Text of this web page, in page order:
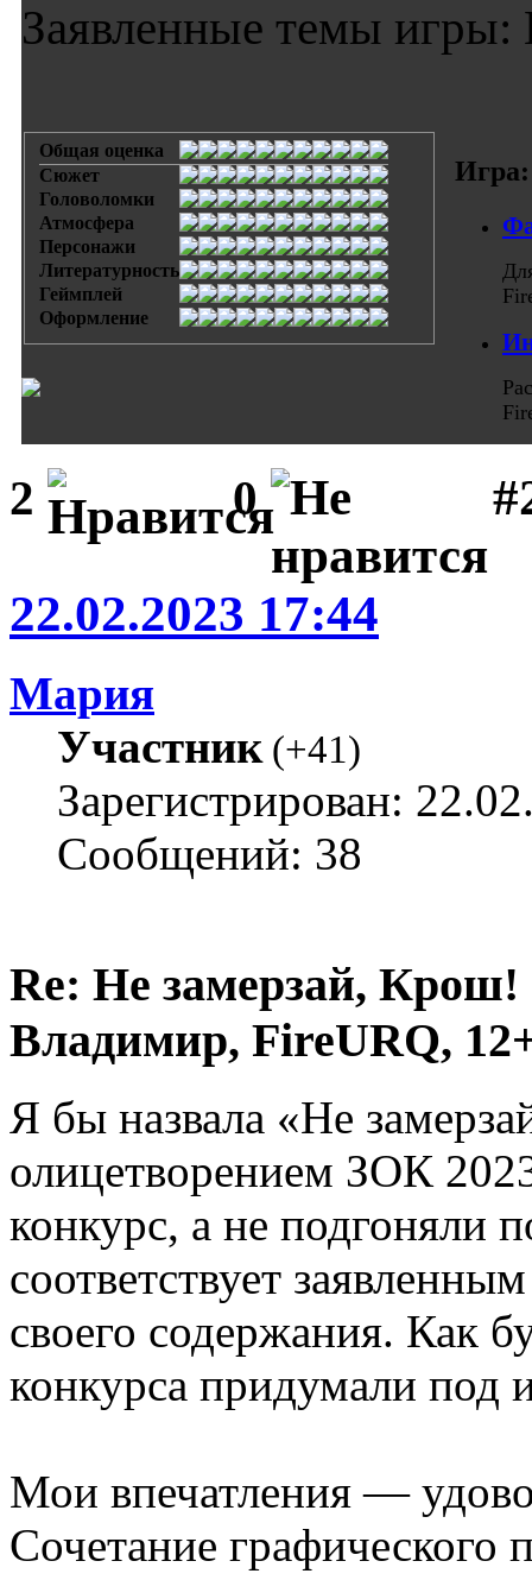
Заявленные темы игры:
Общая оценка
Сюжет
Головоломки
Атмосфера
Персонажи
Литературность
Геймплей
Оформление
Игра:
2 0
22.02.2023 17:44
Мария
Участник(+41)
Зарегистрирован:
Сообщений: 38
Re: Не замерзай,
Владимир, FireURQ,
Я бы назвала «Не
олицетворением ЗОК
конкурс, а не подгоняли
соответствует
своего содержания. Как
конкурса придумали под
Мои впечатления —
Сочетание графического